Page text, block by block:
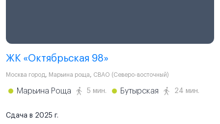
ЖК «Октябрьская 98»
Москва город, Марьина роща, СВАО (Северо-восточный)
Марьина Роща 5 мин. Бутырская 24 мин.
Сдача в 2025 г.